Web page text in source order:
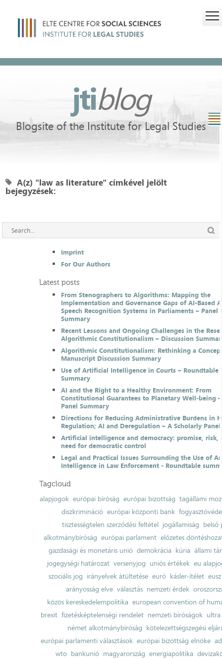
jtiblog
Blogsite of the Institute for Legal Studies
A(z) "law as literature" címkével jelölt
bejegyzések:
Imprint
For Our Authors
Latest posts
From Stenographers to Algorithms: Mapping the
Implementation and Governance Gaps of AI-Based
Speech Recognition Systems in Parliaments – Panel
Summary
Recent Lessons and Ongoing Challenges in the
Algorithmic Constitutionalism – Discussion
Algorithmic Constitutionalism: Rethinking a
Manuscript Discussion Summary
Use of Artificial Intelligence in Courts – Roundtable
Summary
AI and the Right to a Healthy Environment: From
Constitutional Guarantees to Planetary Well-being
Panel Summary
Directions for Reducing Administrative Burdens in
Regulation; AI and Deregulation – A Scholarly
Artificial intelligence and democracy: promise, risk,
need for democratic control
Legal and Practical Issues Surrounding the Use of
Intelligence in Law Enforcement - Roundtable
Tagcloud
alapjogok európai bíróság európai bizottság tagállami
diszkrimináció európai központi bank
tisztességtelen szerződési feltétel jogállamiság belső
alkotmánybíróság európai parlament előzetes
gazdasági és monetáris unió demokrácia kúria állami
jogegységi határozat versenyjog uniós értékek eu
szociális jog irányelvek átültetése euró kásler-ítélet
arányosság elve választás nemzeti érdek
közös kereskedelempolitika european convention of
brexit fizetésképtelenségi rendelet nemzeti bíróságok ultra
német alkotmánybíróság kötelezettségszegési
európai parlamenti választások európai bizottság elnöke
wto bankunió magyarország energiapolitika